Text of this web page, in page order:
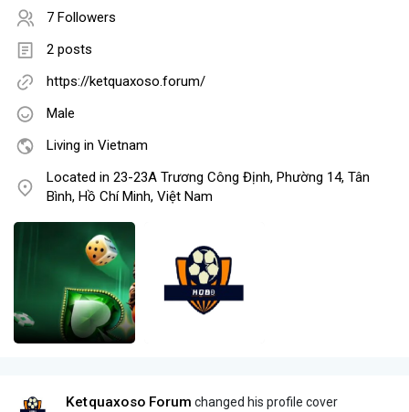
7 Followers
2 posts
https://ketquaxoso.forum/
Male
Living in Vietnam
Located in 23-23A Trương Công Định, Phường 14, Tân
Bình, Hồ Chí Minh, Việt Nam
Ketquaxoso Forum changed his profile cover